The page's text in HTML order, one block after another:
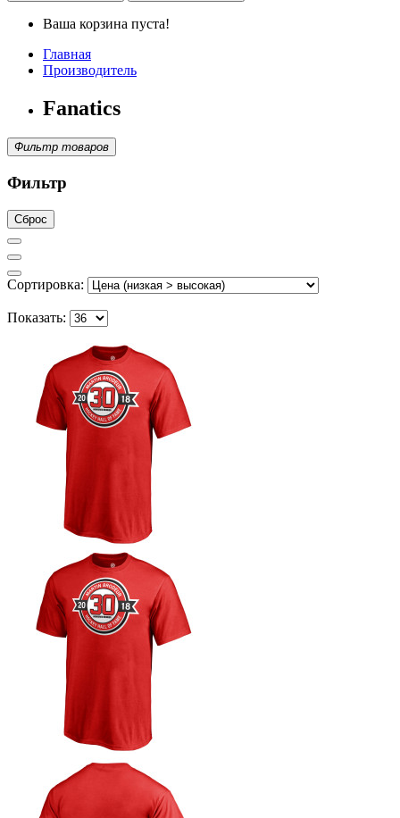
Ваша корзина пуста!
Главная
Производитель
Fanatics
Фильтр товаров
Фильтр
Сброс
Сортировка:
Показать: